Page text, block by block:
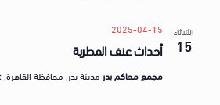
الثلاثاء
15 أحداث عنف المطرية
2025-04-15
مجمع محاكم بدر مدينة بدر, محافظة القاهرة, Egypt